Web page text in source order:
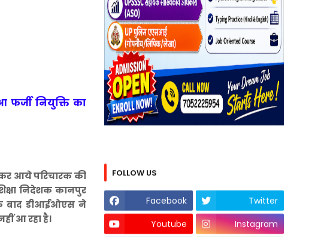
नियुक्ति का
आये परिचारक की
निदेशक कानपुर
के बाद डीआईओएस ने
आ रहा है।
FOLLOW US
Facebook
Twitter
Youtube
Instagram